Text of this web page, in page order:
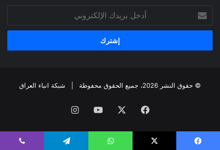
بريدك
الإلكتروني
© حقوق النشر 2026، جميع الحقوق محفوظة | شبكة انباء العراق
فيسبوك ‫YouTubeانستقرام